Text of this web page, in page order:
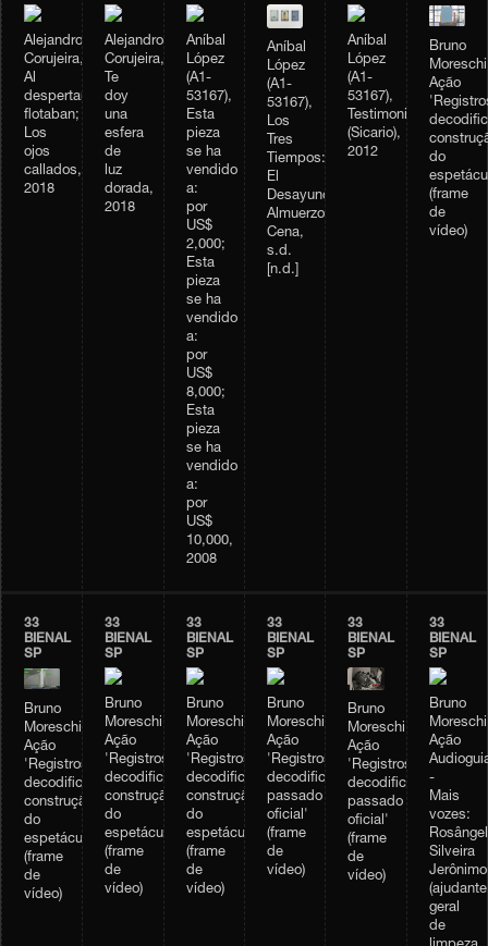
Alejandro
Corujeira,
Al
despertar,
flotaban;
Los
ojos
callados,
2018
Alejandro
Corujeira,
Te
doy
una
esfera
de
luz
dorada,
2018
Aníbal
López
(A1-
53167),
Esta
pieza
se ha
vendido
a:
por
US$
2,000;
Esta
pieza
se ha
vendido
a:
por
US$
8,000;
Esta
pieza
se ha
vendido
a:
por
US$
10,000,
2008
Aníbal
López
(A1-
53167),
Los
Tres
Tiempos:
El
Desayuno,
Almuerzo,
Cena,
s.d.
[n.d.]
Aníbal
López
(A1-
53167),
Testimonio
(Sicario),
2012
Bruno
Ação
do
(frame
de
vídeo)
33
BIENAL
SP
Bruno
Moreschi,
Ação
'Registros
decodificados:
construção
do
espetáculo'
(frame
de
vídeo)
33
BIENAL
SP
Bruno
Moreschi,
Ação
'Registros
decodificados:
construção
do
espetáculo'
(frame
de
vídeo)
33
BIENAL
SP
Bruno
Moreschi,
Ação
'Registros
decodificados:
construção
do
espetáculo'
(frame
de
vídeo)
33
BIENAL
SP
Bruno
Moreschi,
Ação
'Registros
decodificados:
passado
oficial'
(frame
de
vídeo)
33
BIENAL
SP
Bruno
Moreschi,
Ação
'Registros
decodificados:
passado
oficial'
(frame
de
vídeo)
33
BIENAL
SP
Bruno
Ação
-
Mais
vozes:
Silveira
Jerônimo
(ajudante
geral
de